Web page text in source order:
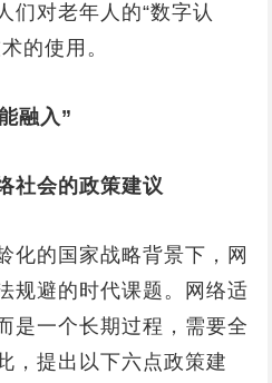
们对老年人的“数字认
的使用。
融入”
会的政策建议
的国家战略背景下，网
规避的时代课题。网络适
是一个长期过程，需要全
，提出以下六点政策建